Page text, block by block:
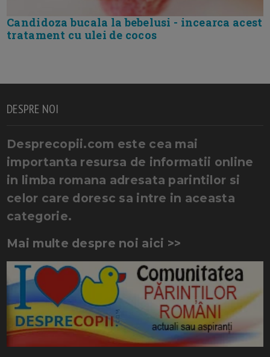
Candidoza bucala la bebelusi - incearca acest
tratament cu ulei de cocos
DESPRE NOI
Desprecopii.com este cea mai
importanta resursa de informatii online
in limba romana adresata parintilor si
celor care doresc sa intre in aceasta
categorie.
Mai multe despre noi aici >>